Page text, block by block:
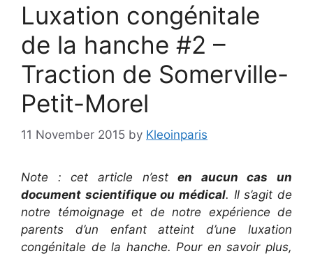
Luxation congénitale
de la hanche #2 –
Traction de Somerville-
Petit-Morel
11 November 2015 by Kleoinparis
Note : cet article n’esten aucun cas un
document scientifique ou médical. Il s’agit de
notre témoignage et de notre expérience de
parents d’un enfant atteint d’une luxation
congénitale de la hanche. Pour en savoir plus,